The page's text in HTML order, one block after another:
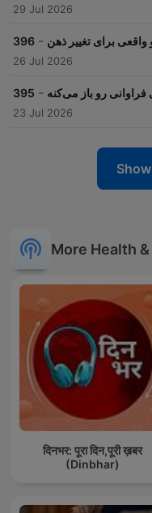
29 Jul 2026
396 - برای تغییر ذهن
26 Jul 2026
395 - رو باز می‌کنه
23 Jul 2026
More Health
दिनभर: पूरा दिन,पूरी ख़बर
(Dinbhar)